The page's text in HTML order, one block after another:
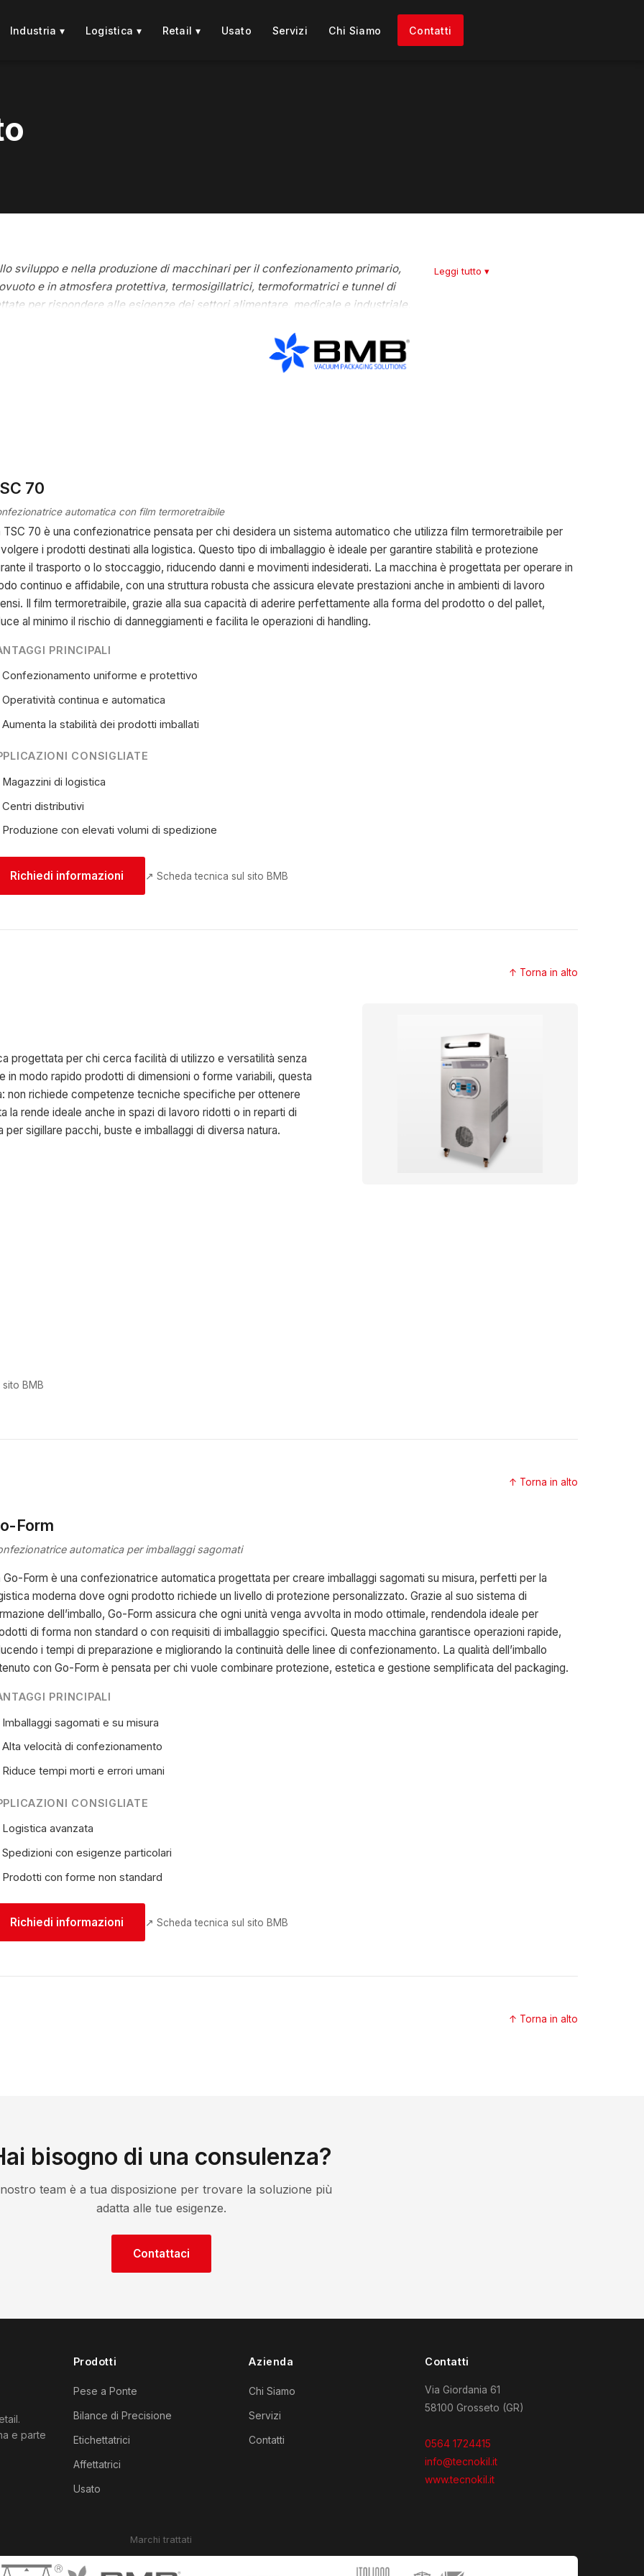
Industria ▾ Logistica ▾ Retail ▾ Usato Servizi Chi Siamo Contatti
sviluppo e nella produzione di macchinari per il confezionamento primario,
e in atmosfera protettiva, termosigillatrici, termoformatrici e tunnel di
per rispondere alle esigenze dei settori alimentare, medicale e industriale,
Leggi tutto ▾
70
automatica con film termoretraibile
TSC 70 è una confezionatrice pensata per chi desidera un sistema automatico che utilizza film termoretraibile per
i prodotti destinati alla logistica. Questo tipo di imballaggio è ideale per garantire stabilità e protezione
il trasporto o lo stoccaggio, riducendo danni e movimenti indesiderati. La macchina è progettata per operare in
continuo e affidabile, con una struttura robusta che assicura elevate prestazioni anche in ambienti di lavoro
Il film termoretraibile, grazie alla sua capacità di aderire perfettamente alla forma del prodotto o del pallet,
al minimo il rischio di danneggiamenti e facilita le operazioni di handling.
PRINCIPALI
Confezionamento uniforme e protettivo
Operatività continua e automatica
Aumenta la stabilità dei prodotti imballati
CONSIGLIATE
Magazzini di logistica
Centri distributivi
Produzione con elevati volumi di spedizione
Richiedi informazioni ↗ Scheda tecnica sul sito BMB
↑ Torna in alto
progettata per chi cerca facilità di utilizzo e versatilità senza
in modo rapido prodotti di dimensioni o forme variabili, questa
non richiede competenze tecniche specifiche per ottenere
rende ideale anche in spazi di lavoro ridotti o in reparti di
sigillare pacchi, buste e imballaggi di diversa natura.
BMB
↑ Torna in alto
Form
automatica per imballaggi sagomati
Go-Form è una confezionatrice automatica progettata per creare imballaggi sagomati su misura, perfetti per la
moderna dove ogni prodotto richiede un livello di protezione personalizzato. Grazie al suo sistema di
dell’imballo, Go-Form assicura che ogni unità venga avvolta in modo ottimale, rendendola ideale per
di forma non standard o con requisiti di imballaggio specifici. Questa macchina garantisce operazioni rapide,
i tempi di preparazione e migliorando la continuità delle linee di confezionamento. La qualità dell’imballo
con Go-Form è pensata per chi vuole combinare protezione, estetica e gestione semplificata del packaging.
PRINCIPALI
Imballaggi sagomati e su misura
Alta velocità di confezionamento
Riduce tempi morti e errori umani
CONSIGLIATE
Logistica avanzata
Spedizioni con esigenze particolari
Prodotti con forme non standard
Richiedi informazioni ↗ Scheda tecnica sul sito BMB
↑ Torna in alto
bisogno di una consulenza?
team è a tua disposizione per trovare la soluzione più
adatta alle tue esigenze.
Contattaci
e parte
Prodotti
Pese a Ponte
Bilance di Precisione
Etichettatrici
Affettatrici
Usato
Azienda
Chi Siamo
Servizi
Contatti
Contatti
Via Giordania 61
58100 Grosseto (GR)
0564 1724415
info@tecnokil.it
www.tecnokil.it
Marchi trattati